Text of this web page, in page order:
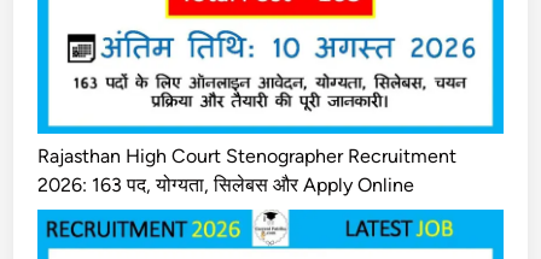
Rajasthan High Court Stenographer Recruitment
2026: 163 पद, योग्यता, सिलेबस और Apply Online